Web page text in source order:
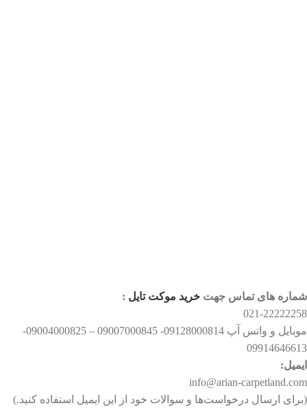
شماره های تماس جهت خرید موکت تایل :
021-22222258
موبایل و واتس آپ 09128000814- 09007000845 – 09004000825-
09914646613
ایمیل:
info@arian-carpetland.com
(برای ارسال درخواست‌ها و سوالات خود از این ایمیل استفاده کنید.)